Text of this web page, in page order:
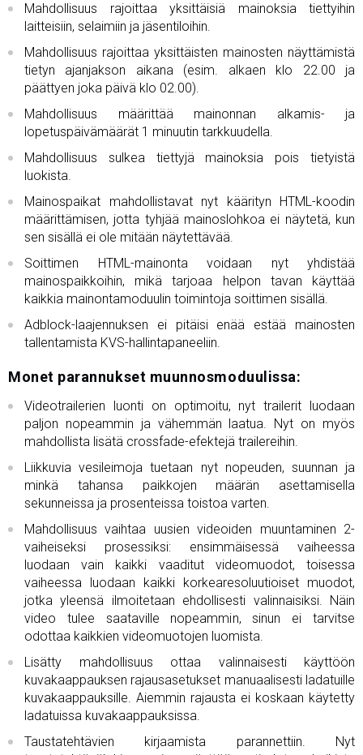
Mahdollisuus rajoittaa yksittäisiä mainoksia tiettyihin
laitteisiin, selaimiin ja jäsentiloihin.
Mahdollisuus rajoittaa yksittäisten mainosten näyttämistä
tietyn ajanjakson aikana (esim. alkaen klo 22.00 ja
päättyen joka päivä klo 02.00).
Mahdollisuus määrittää mainonnan alkamis- ja
lopetuspäivämäärät 1 minuutin tarkkuudella.
Mahdollisuus sulkea tiettyjä mainoksia pois tietyistä
luokista.
Mainospaikat mahdollistavat nyt käärityn HTML-koodin
määrittämisen, jotta tyhjää mainoslohkoa ei näytetä, kun
sen sisällä ei ole mitään näytettävää.
Soittimen HTML-mainonta voidaan nyt yhdistää
mainospaikkoihin, mikä tarjoaa helpon tavan käyttää
kaikkia mainontamoduulin toimintoja soittimen sisällä.
Adblock-laajennuksen ei pitäisi enää estää mainosten
tallentamista KVS-hallintapaneeliin.
Monet parannukset muunnosmoduulissa:
Videotrailerien luonti on optimoitu, nyt trailerit luodaan
paljon nopeammin ja vähemmän laatua. Nyt on myös
mahdollista lisätä crossfade-efektejä trailereihin.
Liikkuvia vesileimoja tuetaan nyt nopeuden, suunnan ja
minkä tahansa paikkojen määrän asettamisella
sekunneissa ja prosenteissa toistoa varten.
Mahdollisuus vaihtaa uusien videoiden muuntaminen 2-
vaiheiseksi prosessiksi: ensimmäisessä vaiheessa
luodaan vain kaikki vaaditut videomuodot, toisessa
vaiheessa luodaan kaikki korkearesoluutioiset muodot,
jotka yleensä ilmoitetaan ehdollisesti valinnaisiksi. Näin
video tulee saataville nopeammin, sinun ei tarvitse
odottaa kaikkien videomuotojen luomista.
Lisätty mahdollisuus ottaa valinnaisesti käyttöön
kuvakaappauksen rajausasetukset manuaalisesti ladatuille
kuvakaappauksille. Aiemmin rajausta ei koskaan käytetty
ladatuissa kuvakaappauksissa.
Taustatehtävien kirjaamista parannettiin. Nyt